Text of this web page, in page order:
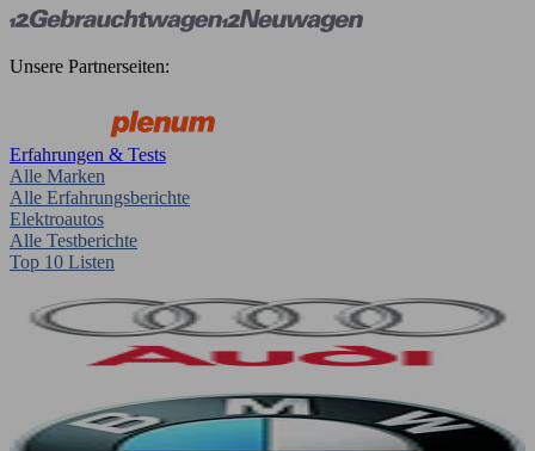
Unsere Partnerseiten:
Erfahrungen & Tests
Alle Marken
Alle Erfahrungsberichte
Elektroautos
Alle Testberichte
Top 10 Listen